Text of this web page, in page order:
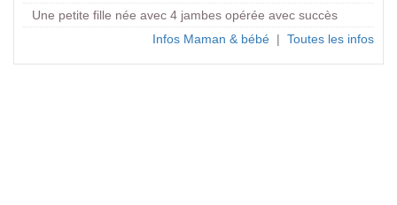
Une petite fille née avec 4 jambes opérée avec succès
Infos Maman & bébé | Toutes les infos